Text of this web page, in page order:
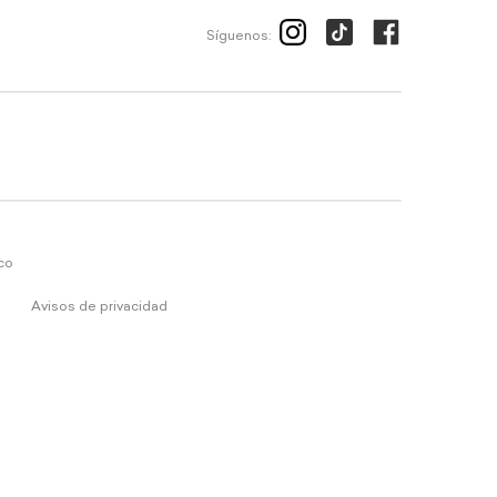
Síguenos:
Avisos de privacidad